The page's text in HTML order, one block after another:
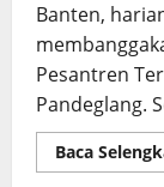
Banten,
Pesantren
Pandeglang.
Baca